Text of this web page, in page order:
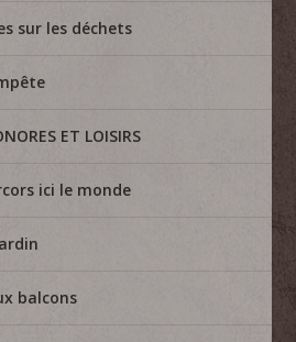
sur les déchets
ET LOISIRS
ici le monde
balcons